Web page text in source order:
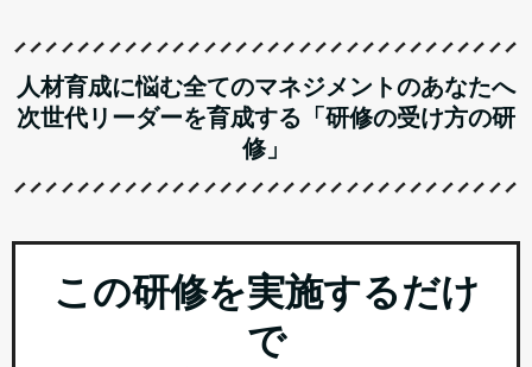
人材育成に悩む全てのマネジメントのあなたへ
次世代リーダーを育成する「研修の受け方の研
修」
この研修を実施するだけ
で